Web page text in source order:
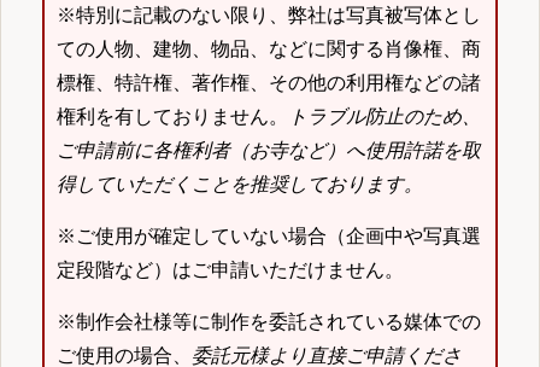
※特別に記載のない限り、弊社は写真被写体とし
ての人物、建物、物品、などに関する肖像権、商
標権、特許権、著作権、その他の利用権などの諸
権利を有しておりません。
トラブル防止のため、
ご申請前に各権利者（お寺など）へ使用許諾を取
得していただくことを推奨しております。
※ご使用が確定していない場合（企画中や写真選
定段階など）はご申請いただけません。
※制作会社様等に制作を委託されている媒体での
ご使用の場合、 委託元様より直接ご申請くださ